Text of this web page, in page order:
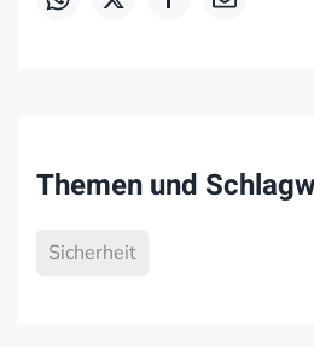
Themen und
Sicherheit